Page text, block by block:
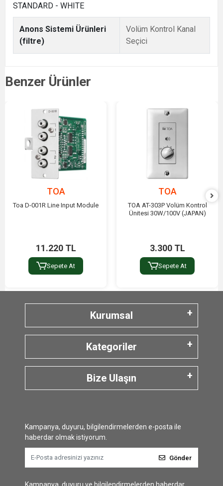
STANDARD - WHITE
Anons Sistemi Ürünleri
(filtre)
Volüm Kontrol Kanal
Seçici
Benzer Ürünler
TOA
Toa D-001R Line Input Module
11.220 TL
Sepete At
TOA
TOA AT-303P Volüm Kontrol
Ünitesi 30W/100V (JAPAN)
3.300 TL
Sepete At
Kurumsal
Kategoriler
Bize Ulaşın
Kampanya, duyuru, bilgilendirmelerden e-posta ile
haberdar olmak istiyorum.
Gönder